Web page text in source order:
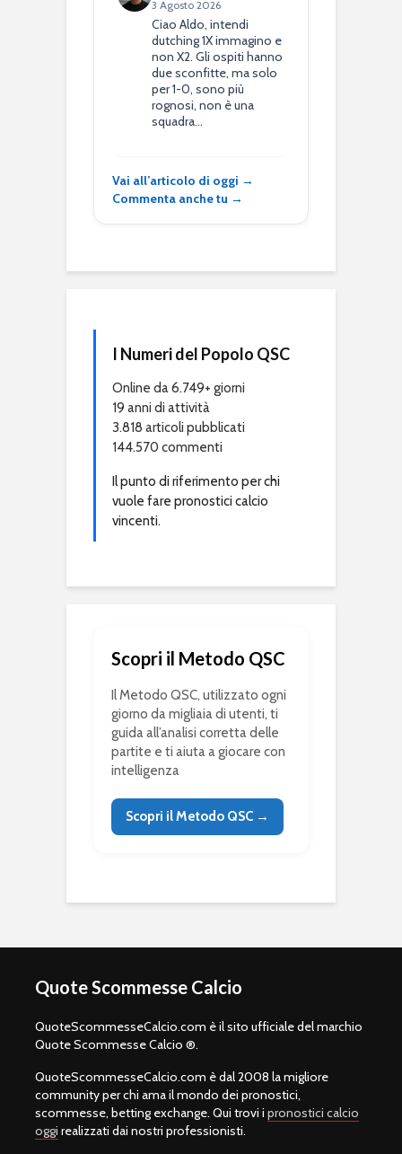
3 Agosto 2026
Ciao Aldo, intendi
dutching 1X immagino e
non X2. Gli ospiti hanno
due sconfitte, ma solo
per 1-0, sono più
rognosi, non è una
squadra…
Vai all’articolo di oggi →
Commenta anche tu →
I Numeri del Popolo QSC
Online da 6.749+ giorni
19 anni di attività
3.818 articoli pubblicati
144.570 commenti
Il punto di riferimento per chi
vuole fare pronostici calcio
vincenti.
Scopri il Metodo QSC
Il Metodo QSC, utilizzato ogni
giorno da migliaia di utenti, ti
guida all’analisi corretta delle
partite e ti aiuta a giocare con
intelligenza
Scopri il Metodo QSC →
Quote Scommesse Calcio
QuoteScommesseCalcio.com è il sito ufficiale del marchio
Quote Scommesse Calcio ®.
QuoteScommesseCalcio.com è dal 2008 la migliore
community per chi ama il mondo dei pronostici,
scommesse, betting exchange. Qui trovi i pronostici calcio
oggi realizzati dai nostri professionisti.